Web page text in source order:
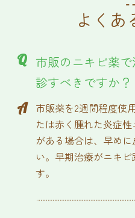
よくあ
Q 市販のニキビ薬
診すべきですか？
A
市販薬を2週間程度使
たは赤く腫れた炎症
がある場合は、早め
い。早期治療がニキ
す。